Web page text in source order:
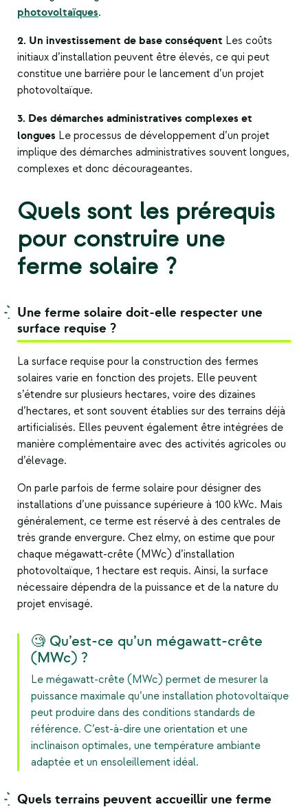
photovoltaïques.
2. Un investissement de base conséquent Les coûts
initiaux d’installation peuvent être élevés, ce qui peut
constitue une barrière pour le lancement d’un projet
photovoltaïque.
3. Des démarches administratives complexes et
longues Le processus de développement d’un projet
implique des démarches administratives souvent longues,
complexes et donc décourageantes.
Quels sont les prérequis
pour construire une
ferme solaire ?
Une ferme solaire doit-elle respecter une
surface requise ?
La surface requise pour la construction des fermes
solaires varie en fonction des projets. Elle peuvent
s’étendre sur plusieurs hectares, voire des dizaines
d’hectares, et sont souvent établies sur des terrains déjà
artificialisés. Elles peuvent également être intégrées de
manière complémentaire avec des activités agricoles ou
d’élevage.
On parle parfois de ferme solaire pour désigner des
installations d’une puissance supérieure à 100 kWc. Mais
généralement, ce terme est réservé à des centrales de
très grande envergure. Chez elmy, on estime que pour
chaque mégawatt-crête (MWc) d’installation
photovoltaïque, 1 hectare est requis. Ainsi, la surface
nécessaire dépendra de la puissance et de la nature du
projet envisagé.
🧐 Qu’est-ce qu’un mégawatt-crête
(MWc) ?
Le mégawatt-crête (MWc) permet de mesurer la
puissance maximale qu’une installation photovoltaïque
peut produire dans des conditions standards de
référence. C’est-à-dire une orientation et une
inclinaison optimales, une température ambiante
adaptée et un ensoleillement idéal.
Quels terrains peuvent accueillir une ferme